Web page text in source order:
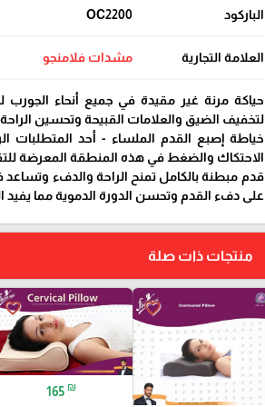
الباركود OC2200
العلامة التجارية مشدات فلامنجو
حياكة مرنة غير مقيدة في جميع أنحاء
لتخفيف الضيق والعلامات القبيحة وتحسين الراحة
خياطة إصبع القدم الملساء - أحد المتطلبات
الاحتكاك والضغط في هذه المنطقة المعرضة
قدم مبطنة بالكامل تمنح الراحة والدفء
على دفء القدم وتحسن الدورة الدموية مما
منتجات ذات صلة
favorite_border
favorite_border
165 ₪